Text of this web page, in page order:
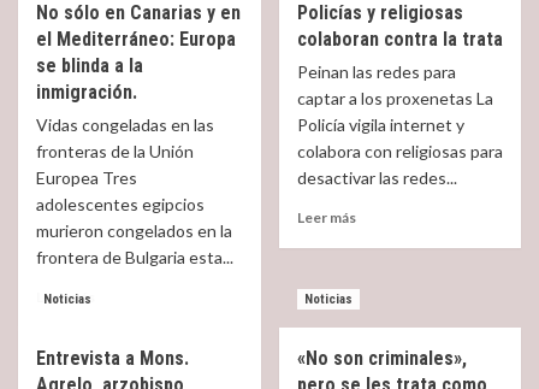
contra
la
trata:
Talitha
en
Roma
en
la
jornada
la
trata
No sólo en Canarias y en
el Mediterráneo: Europa
se blinda a la
inmigración.
Vidas congeladas en las
fronteras de la Unión
Europea Tres
adolescentes egipcios
murieron congelados en la
frontera de Bulgaria esta...
Leer más
No
sólo
Policías y religiosas
colaboran contra la trata
Peinan las redes para
captar a los proxenetas La
Policía vigila internet y
colabora con religiosas para
desactivar las redes...
Leer másRead
y
religiosas
colaboran
contra
Noticias
Entrevista a Mons.
Noticias
«No son criminales»,